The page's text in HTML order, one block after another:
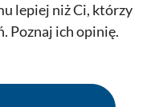
lepiej niż Ci, którzy
Poznaj ich opinię.